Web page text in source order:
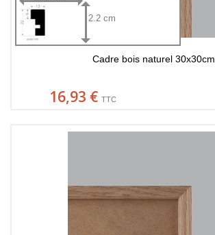
2.2 cm
Cadre bois naturel 30x30cm
16,93 € TTC